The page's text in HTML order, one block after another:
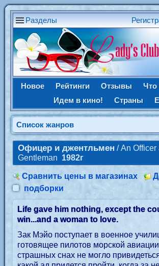
Разделы
Новое Рейтинги Отзывы
Что
Идем в кино!
Страны
Список жанров
Офицер и джентльмен / An Officer
Gentleman 1982г
Сравнить цены в магазинах
подборки
Life gave him nothing, except the
win...and a woman to love.
Зак Мэйо поступает в военное
готовящее пилотов морской
страшных снах не могло